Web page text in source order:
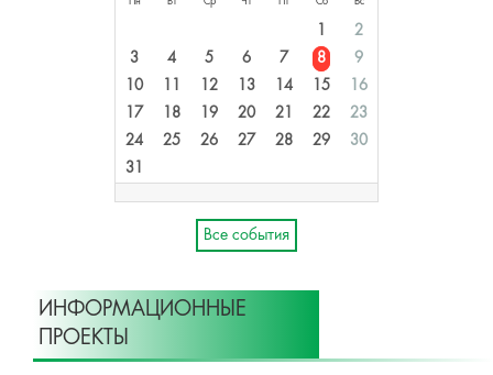
Пн Вт Ср Чт Сб Вс
1
2
3
4 5 6 7 8
9
10
11 12 13 14 15
16
17
18 19 20 21 22
23
24
25 26 27 28 29
30
31
Все события
ИНФОРМАЦИОННЫЕ
ПРОЕКТЫ